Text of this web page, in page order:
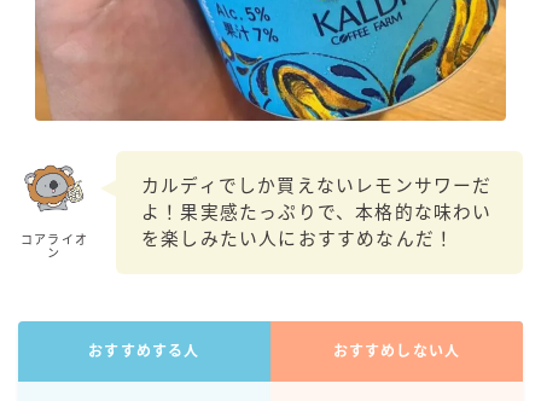
サッポロ
濃いめのレモンサワー
三ツ星グレフルサワー
99.99（フォーナイン）
レモン・ザ・リッチ
男梅サワー
キレートレモンサワー
宝酒造
焼酎ハイボール
コアライオ
ン
カルディでしか買えないレモンサワーだ
よ！果実感たっぷりで、本格的な味わい
を楽しみたい人におすすめなんだ！
おすすめする人 おすすめしない人